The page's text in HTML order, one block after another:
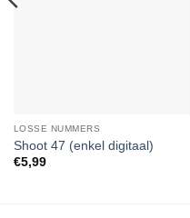
LOSSE NUMMERS
Shoot 47 (enkel digitaal)
€5,99